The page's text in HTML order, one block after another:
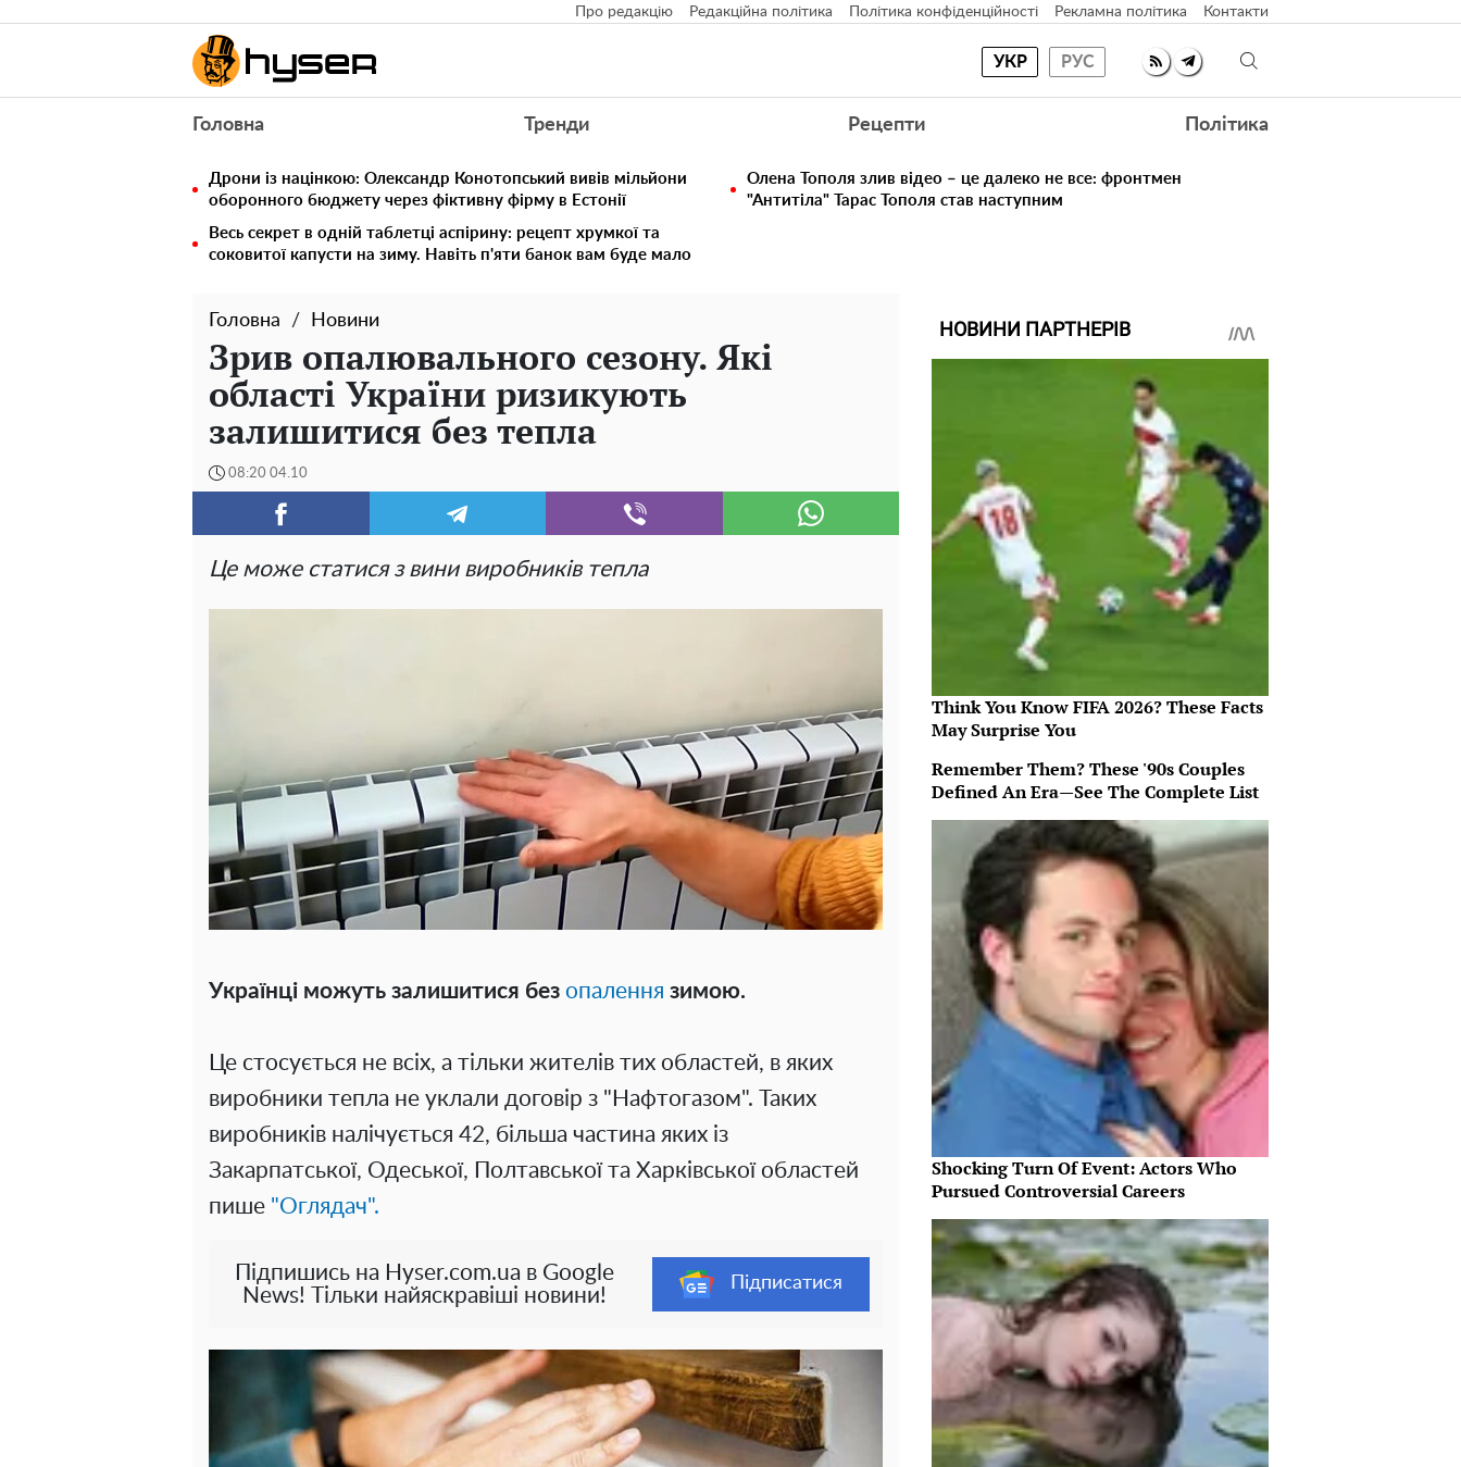
Про редакцію Редакційна політика Політика конфіденційності Рекламна політика Контакти
УКР РУС
Головна Тренди Рецепти Політика
Дрони із націнкою: Олександр Конотопський вивів мільйони
оборонного бюджету через фіктивну фірму в Естонії
Олена Тополя злив відео – це далеко не все: фронтмен
"Антитіла" Тарас Тополя став наступним
Весь секрет в одній таблетці аспірину: рецепт хрумкої та
соковитої капусти на зиму. Навіть п'яти банок вам буде мало
Головна Новини
Зрив опалювального сезону. Які
області України ризикують
залишитися без тепла
08:20 04.10
Це може статися з вини виробників тепла
Українці можуть залишитися без опалення зимою.
Це стосується не всіх, а тільки жителів тих областей, в яких
виробники тепла не уклали договір з "Нафтогазом". Таких
виробників налічується 42, більша частина яких із
Закарпатської, Одеської, Полтавської та Харківської областей
пише "Оглядач".
Підпишись на Hyser.com.ua в Google
News! Тільки найяскравіші новини!
Підписатися
НОВИНИ ПАРТНЕРІВ
Think You Know FIFA 2026? These Facts
May Surprise You
Remember Them? These '90s Couples
Defined An Era—See The Complete List
Shocking Turn Of Event: Actors Who
Pursued Controversial Careers